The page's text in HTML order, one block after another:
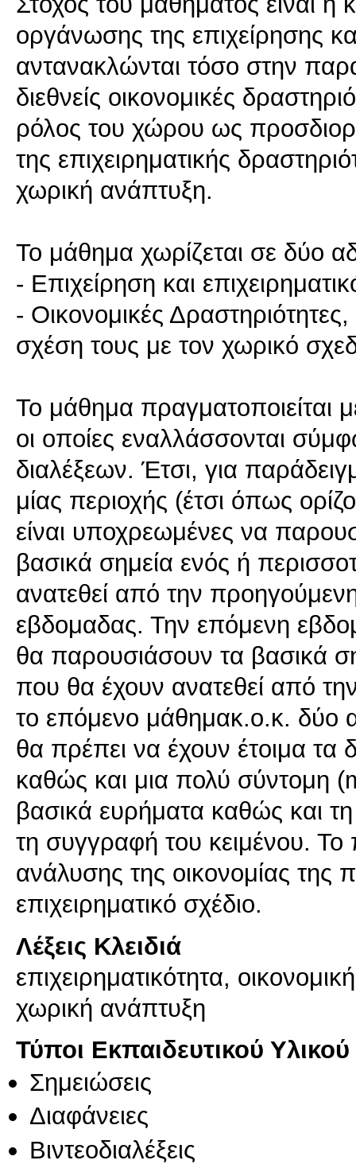
οργάνωσης της επιχείρησης
αντανακλώνται τόσο στην
διεθνείς οικονομικές
ρόλος του χώρου ως
της επιχειρηματικής
χωρική ανάπτυξη.
Το μάθημα χωρίζεται σε δύο
- Επιχείρηση και
- Οικονομικές Δραστηριότητες,
σχέση τους με τον χωρικό
Το μάθημα πραγματοποιείται
οι οποίες εναλλάσσονται
διαλέξεων. Έτσι, για
μίας περιοχής (έτσι όπως
είναι υποχρεωμένες να
βασικά σημεία ενός ή
ανατεθεί από την
εβδομαδας. Την επόμενη
θα παρουσιάσουν τα βασικά
που θα έχουν ανατεθεί από
το επόμενο μάθημακ.ο.κ. δύο
θα πρέπει να έχουν έτοιμα τα
καθώς και μια πολύ σύντομη
βασικά ευρήματα καθώς και
τη συγγραφή του κειμένου.
ανάλυσης της οικονομίας της
επιχειρηματικό σχέδιο.
Λέξεις Κλειδιά
επιχειρηματικότητα,
χωρική ανάπτυξη
Τύποι Εκπαιδευτικού Υλικού
Σημειώσεις
Διαφάνειες
Βιντεοδιαλέξεις